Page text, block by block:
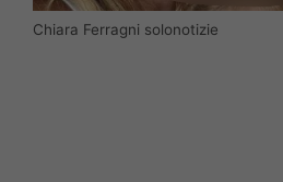
Chiara Ferragni solonotizie